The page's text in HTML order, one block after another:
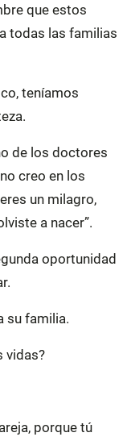
que estos
todas las familias
teníamos
de los doctores
creo en los
un milagro,
a nacer”.
oportunidad
su familia.
vidas?
porque tú